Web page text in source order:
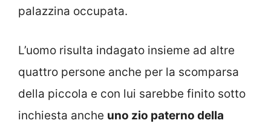
palazzina occupata.
L’uomo risulta indagato insieme ad altre
quattro persone anche per la scomparsa
della piccola e con lui sarebbe finito sotto
inchiesta anche uno zio paterno della